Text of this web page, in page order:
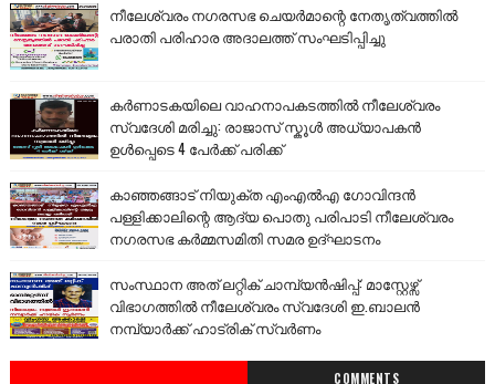
നീലേശ്വരം നഗരസഭ ചെയർമാന്റെ നേതൃത്വത്തിൽ
പരാതി പരിഹാര അദാലത്ത് സംഘടിപ്പിച്ചു
കർണാടകയിലെ വാഹനാപകടത്തിൽ നീലേശ്വരം
സ്വദേശി മരിച്ചു: രാജാസ് സ്കൂൾ അധ്യാപകൻ
ഉൾപ്പെടെ 4 പേർക്ക് പരിക്ക്
കാഞ്ഞങ്ങാട് നിയുക്ത എംഎൽഎ ഗോവിന്ദൻ
പള്ളിക്കാലിന്റെ ആദ്യ പൊതു പരിപാടി നീലേശ്വരം
നഗരസഭ കർമ്മസമിതി സമര ഉദ്ഘാടനം
സംസ്ഥാന അത് ലറ്റിക് ചാമ്പ്യൻഷിപ്പ്: മാസ്റ്റേഴ്സ്
വിഭാഗത്തിൽ നീലേശ്വരം സ്വദേശി ഇ.ബാലൻ
നമ്പ്യാർക്ക് ഹാട്രിക് സ്വർണം
COMMENTS